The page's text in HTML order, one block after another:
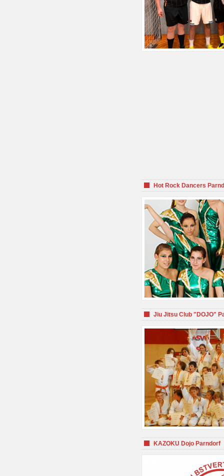
Hot Rock Dancers
Jiu Jitsu Club "DOJO"
KAZOKU Dojo Parndorf